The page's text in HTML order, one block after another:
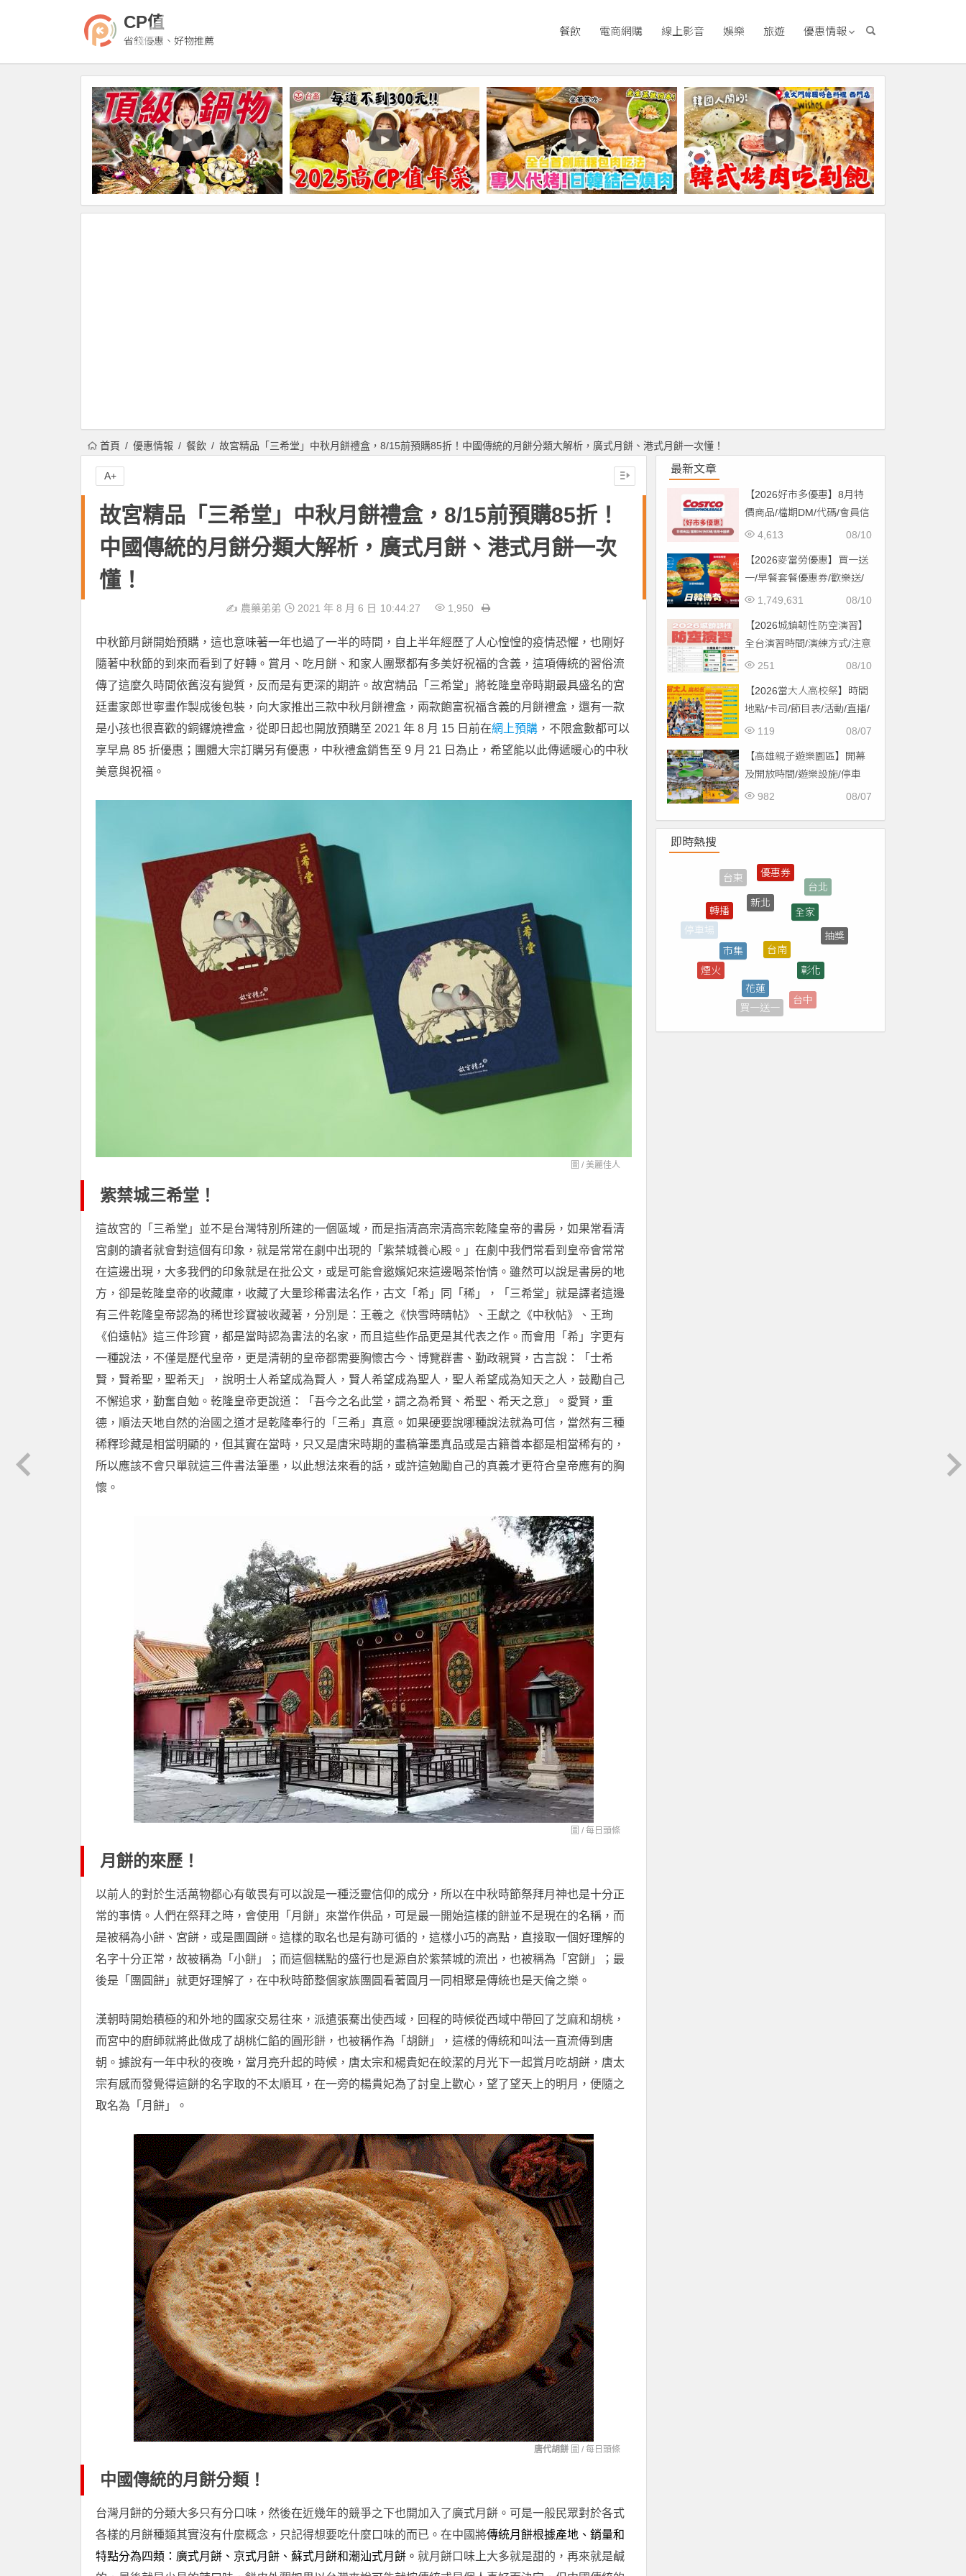
CP值
省錢優惠、好物推薦
餐飲 電商網購 線上影音 娛樂 旅遊 優惠情報
首頁 優惠情報 餐飲 故宮精品「三希堂」中秋月餅禮盒，8/15前預購85折！中國傳統的月餅分類大解析，廣式月餅、港式月餅一次懂！
故宮精品「三希堂」中秋月餅禮盒，8/15前預購85折！
中國傳統的月餅分類大解析，廣式月餅、港式月餅一次
懂！
✍️ 農藥弟弟 2021 年 8 月 6 日 10:44:27 1,950
中秋節月餅開始預購，這也意味著一年也過了一半的時間，自上半年經歷了人心惶惶的疫情恐懼，也剛好
隨著中秋節的到來而看到了好轉。賞月、吃月餅、和家人團聚都有多美好祝福的含義，這項傳統的習俗流
傳了這麼久時間依舊沒有變質，反而是有更深的期許。故宮精品「三希堂」將乾隆皇帝時期最具盛名的宮
廷畫家郎世寧畫作製成後包裝，向大家推出三款中秋月餅禮盒，兩款飽富祝福含義的月餅禮盒，還有一款
是小孩也很喜歡的銅鑼燒禮盒，從即日起也開放預購至 2021 年 8 月 15 日前在網上預購 ，不限盒數都可以
享早鳥 85 折優惠；團體大宗訂購另有優惠，中秋禮盒銷售至 9 月 21 日為止，希望能以此傳遞暖心的中秋
美意與祝福。
圖 /美麗佳人
紫禁城三希堂！
這故宮的「三希堂」並不是台灣特別所建的一個區域，而是指清高宗清高宗乾隆皇帝的書房，如果常看清
宮劇的讀者就會對這個有印象，就是常常在劇中出現的「紫禁城養心殿。」在劇中我們常看到皇帝會常常
在這邊出現，大多我們的印象就是在批公文，或是可能會邀嬪妃來這邊喝茶怡情。雖然可以說是書房的地
方，卻是乾隆皇帝的收藏庫，收藏了大量珍稀書法名作，古文「希」同「稀」，「三希堂」就是譯者這邊
有三件乾隆皇帝認為的稀世珍寶被收藏著，分別是：王羲之《快雪時晴帖》、王獻之《中秋帖》、王珣
《伯遠帖》這三件珍寶，都是當時認為書法的名家，而且這些作品更是其代表之作。而會用「希」字更有
一種說法，不僅是歷代皇帝，更是清朝的皇帝都需要胸懷古今、博覽群書、勤政親賢，古言說：「士希
賢，賢希聖，聖希天」，說明士人希望成為賢人，賢人希望成為聖人，聖人希望成為知天之人，鼓勵自己
不懈追求，勤奮自勉。乾隆皇帝更說道：「吾今之名此堂，謂之為希賢、希聖、希天之意」。愛賢，重
德，順法天地自然的治國之道才是乾隆奉行的「三希」真意。如果硬要說哪種說法就為可信，當然有三種
稀釋珍藏是相當明顯的，但其實在當時，只又是唐宋時期的畫稿筆墨真品或是古籍善本都是相當稀有的，
所以應該不會只單就這三件書法筆墨，以此想法來看的話，或許這勉勵自己的真義才更符合皇帝應有的胸
懷。
圖 /每日頭條
月餅的來歷！
以前人的對於生活萬物都心有敬畏有可以說是一種泛靈信仰的成分，所以在中秋時節祭拜月神也是十分正
常的事情。人們在祭拜之時，會使用「月餅」來當作供品，可是最一開始這樣的餅並不是現在的名稱，而
是被稱為小餅、宮餅，或是團圓餅。這樣的取名也是有跡可循的，這樣小巧的高點，直接取一個好理解的
名字十分正常，故被稱為「小餅」；而這個糕點的盛行也是源自於紫禁城的流出，也被稱為「宮餅」；最
後是「團圓餅」就更好理解了，在中秋時節整個家族團圓看著圓月一同相聚是傳統也是天倫之樂。
漢朝時開始積極的和外地的國家交易往來，派遣張騫出使西域，回程的時候從西域中帶回了芝麻和胡桃，
而宮中的廚師就將此做成了胡桃仁餡的圓形餅，也被稱作為「胡餅」，這樣的傳統和叫法一直流傳到唐
朝。據說有一年中秋的夜晚，當月亮升起的時候，唐太宗和楊貴妃在皎潔的月光下一起賞月吃胡餅，唐太
宗有感而發覺得這餅的名字取的不太順耳，在一旁的楊貴妃為了討皇上歡心，望了望天上的明月，便隨之
取名為「月餅」。
唐代胡餅 圖 /每日頭條
中國傳統的月餅分類！
台灣月餅的分類大多只有分口味，然後在近幾年的競爭之下也開加入了廣式月餅。可是一般民眾對於各式
各樣的月餅種類其實沒有什麼概念，只記得想要吃什麼口味的而已。在中國將傳統月餅根據產地、銷量和
特點分為四類：廣式月餅、京式月餅、蘇式月餅和潮汕式月餅。 就月餅口味上大多就是甜的，再來就是鹹
A+
最新文章
【2026好市多優惠】8月特
價商品/檔期DM/代碼/會員信
用卡回饋一次看！
08/10
4,613
【2026麥當勞優惠】買一送
一/早餐套餐優惠券/歡樂送/
外送優惠/菜單整理
08/10
1,749,631
【2026城鎮韌性防空演習】
全台演習時間/演練方式/注意
事項一次看！
08/10
251
【2026當大人高校祭】時間
地點/卡司/節目表/活動/直播/
交通，免費入場！
08/07
119
【高雄親子遊樂園區】開幕
及開放時間/遊樂設施/停車
場/交通一次看！
08/07
982
即時熱搜
停車場
轉播
新北
全家
直播
菜單
市集
台南
台中
買一送一